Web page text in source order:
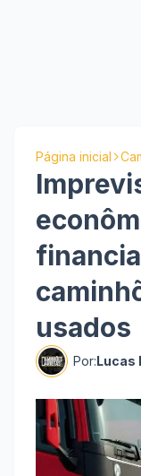
Página inicial
usados
Por:Lucas